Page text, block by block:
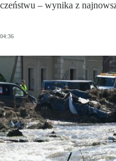
– wynika z